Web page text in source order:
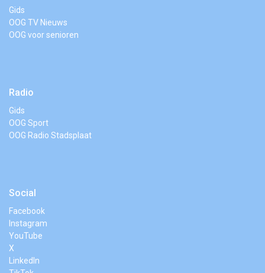
Gids
OOG TV Nieuws
OOG voor senioren
Radio
Gids
OOG Sport
OOG Radio Stadsplaat
Social
Facebook
Instagram
YouTube
X
LinkedIn